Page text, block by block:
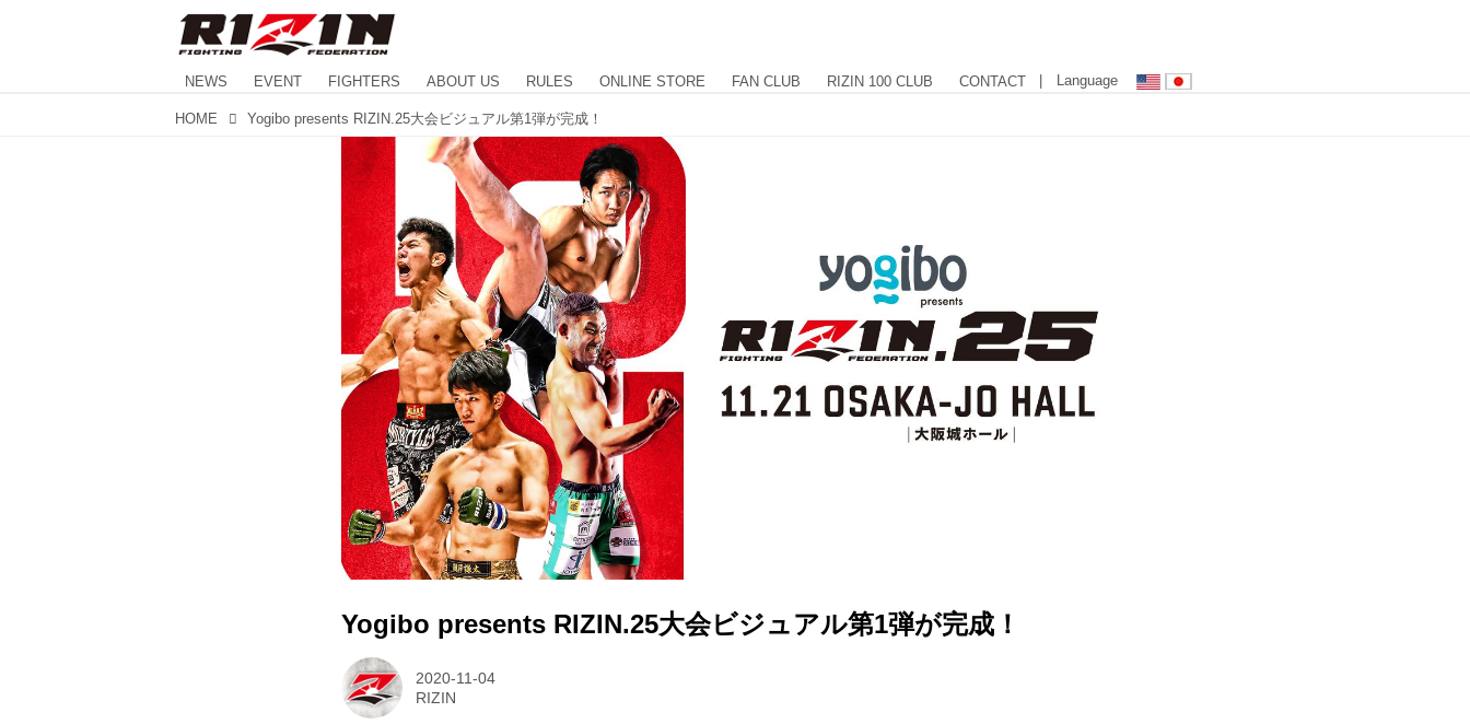
NEWS EVENT FIGHTERS ABOUT US RULES ONLINE STORE FAN CLUB RIZIN 100 CLUB CONTACT | Language
HOME Yogibo presents RIZIN.25大会ビジュアル第1弾が完成！
Yogibo presents RIZIN.25大会ビジュアル第1弾が完成！
2020-11-04
RIZIN